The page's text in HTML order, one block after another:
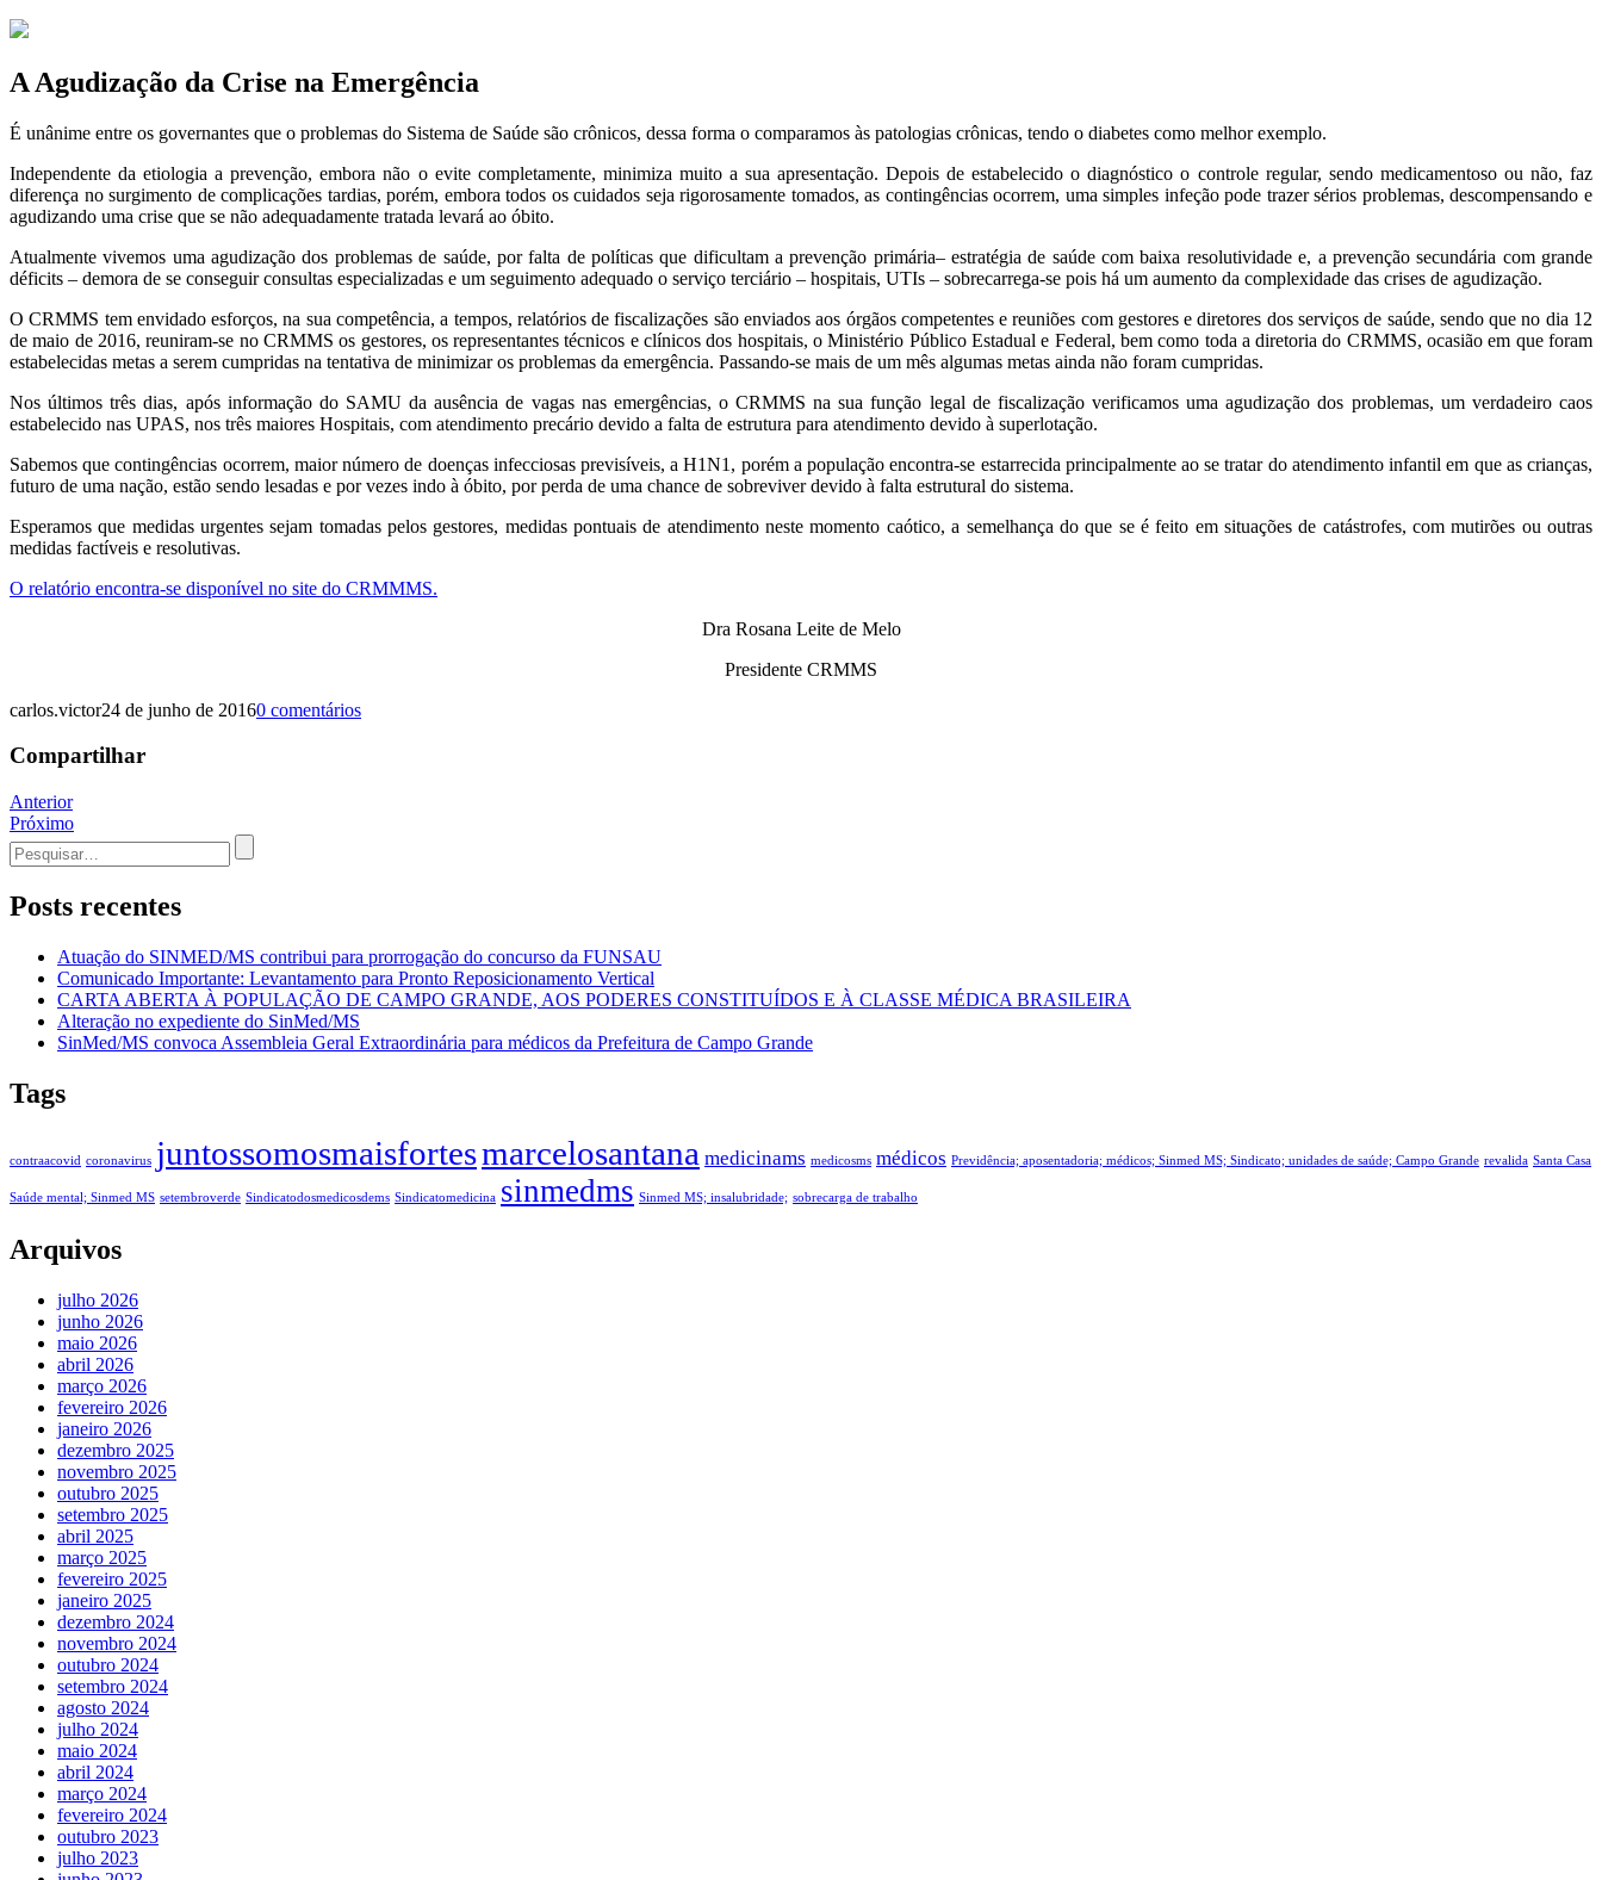
A Agudização da Crise na Emergência
É unânime entre os governantes que o problemas do Sistema de Saúde são crônicos, dessa forma o comparamos às patologias crônicas, tendo o diabetes como melhor exemplo.
Independente da etiologia a prevenção, embora não o evite completamente, minimiza muito a sua apresentação. Depois de estabelecido o diagnóstico o controle regular, sendo medicamentoso ou não, faz
diferença no surgimento de complicações tardias, porém, embora todos os cuidados seja rigorosamente tomados, as contingências ocorrem, uma simples infeção pode trazer sérios problemas, descompensando e
agudizando uma crise que se não adequadamente tratada levará ao óbito.
Atualmente vivemos uma agudização dos problemas de saúde, por falta de políticas que dificultam a prevenção primária– estratégia de saúde com baixa resolutividade e, a prevenção secundária com grande
déficits – demora de se conseguir consultas especializadas e um seguimento adequado o serviço terciário – hospitais, UTIs – sobrecarrega-se pois há um aumento da complexidade das crises de agudização.
O CRMMS tem envidado esforços, na sua competência, a tempos, relatórios de fiscalizações são enviados aos órgãos competentes e reuniões com gestores e diretores dos serviços de saúde, sendo que no dia 12
de maio de 2016, reuniram-se no CRMMS os gestores, os representantes técnicos e clínicos dos hospitais, o Ministério Público Estadual e Federal, bem como toda a diretoria do CRMMS, ocasião em que foram
estabelecidas metas a serem cumpridas na tentativa de minimizar os problemas da emergência. Passando-se mais de um mês algumas metas ainda não foram cumpridas.
Nos últimos três dias, após informação do SAMU da ausência de vagas nas emergências, o CRMMS na sua função legal de fiscalização verificamos uma agudização dos problemas, um verdadeiro caos
estabelecido nas UPAS, nos três maiores Hospitais, com atendimento precário devido a falta de estrutura para atendimento devido à superlotação.
Sabemos que contingências ocorrem, maior número de doenças infecciosas previsíveis, a H1N1, porém a população encontra-se estarrecida principalmente ao se tratar do atendimento infantil em que as crianças,
futuro de uma nação, estão sendo lesadas e por vezes indo à óbito, por perda de uma chance de sobreviver devido à falta estrutural do sistema.
Esperamos que medidas urgentes sejam tomadas pelos gestores, medidas pontuais de atendimento neste momento caótico, a semelhança do que se é feito em situações de catástrofes, com mutirões ou outras
medidas factíveis e resolutivas.
O relatório encontra-se disponível no site do CRMMMS.
Dra Rosana Leite de Melo
Presidente CRMMS
carlos.victor24 de junho de 20160 comentários
Compartilhar
Navegação
de
Post
Anterior
Próximo
Procurar
por:
Posts recentes
Atuação do SINMED/MS contribui para prorrogação do concurso da FUNSAU
Comunicado Importante: Levantamento para Pronto Reposicionamento Vertical
CARTA ABERTA À POPULAÇÃO DE CAMPO GRANDE, AOS PODERES CONSTITUÍDOS E À CLASSE MÉDICA BRASILEIRA
Alteração no expediente do SinMed/MS
SinMed/MS convoca Assembleia Geral Extraordinária para médicos da Prefeitura de Campo Grande
Tags
contraacovid coronavirus juntossomosmaisfortesmarcelosantana medicinams medicosms médicos Previdência; aposentadoria; médicos; Sinmed MS; Sindicato; unidades de saúde; Campo Grande revalida Santa Casa
Saúde mental; Sinmed MS setembroverde Sindicatodosmedicosdems Sindicatomedicina sinmedms Sinmed MS; insalubridade; sobrecarga de trabalho
Arquivos
julho 2026
junho 2026
maio 2026
abril 2026
março 2026
fevereiro 2026
janeiro 2026
dezembro 2025
novembro 2025
outubro 2025
setembro 2025
abril 2025
março 2025
fevereiro 2025
janeiro 2025
dezembro 2024
novembro 2024
outubro 2024
setembro 2024
agosto 2024
julho 2024
maio 2024
abril 2024
março 2024
fevereiro 2024
outubro 2023
julho 2023